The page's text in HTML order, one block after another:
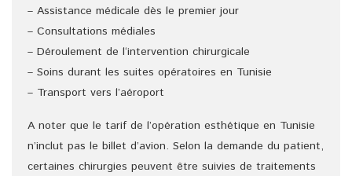
– Assistance médicale dès le premier jour
– Consultations médiales
– Déroulement de l‘intervention chirurgicale
– Soins durant les suites opératoires en Tunisie
– Transport vers l’aéroport
A noter que le tarif de l’opération esthétique en Tunisie
n’inclut pas le billet d’avion. Selon la demande du patient,
certaines chirurgies peuvent être suivies de traitements